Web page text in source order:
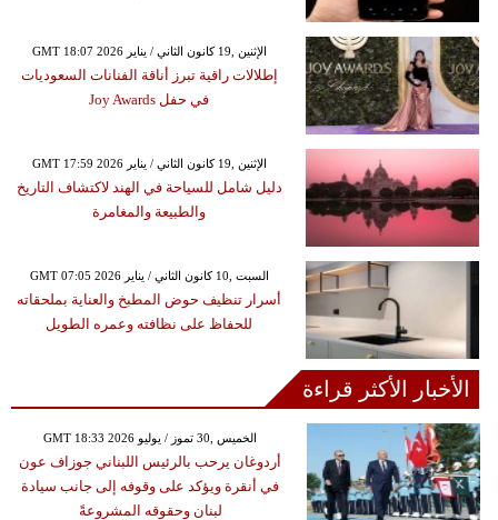
GMT 18:07 2026 الإثنين ,19 كانون الثاني / يناير
إطلالات راقية تبرز أناقة الفنانات السعوديات
في حفل Joy Awards
GMT 17:59 2026 الإثنين ,19 كانون الثاني / يناير
دليل شامل للسياحة في الهند لاكتشاف التاريخ
والطبيعة والمغامرة
GMT 07:05 2026 السبت ,10 كانون الثاني / يناير
أسرار تنظيف حوض المطبخ والعناية بملحقاته
للحفاظ على نظافته وعمره الطويل
الأخبار الأكثر قراءة
GMT 18:33 2026 الخميس ,30 تموز / يوليو
أردوغان يرحب بالرئيس اللبناني جوزاف عون
في أنقرة ويؤكد على وقوفه إلى جانب سيادة
لبنان وحقوقه المشروعةً